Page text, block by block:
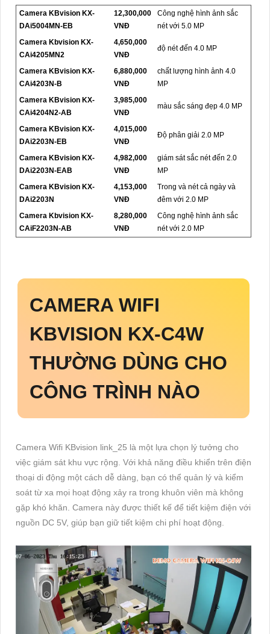
Camera KBvision KX-
DAi5004MN-EB
12,300,000
VNĐ
Công nghệ hình ảnh sắc
nét với 5.0 MP
Camera Kbvision KX-
CAi4205MN2
4,650,000
VNĐ
độ nét đến 4.0 MP
Camera KBvision KX-
CAi4203N-B
6,880,000
VNĐ
chất lượng hình ảnh 4.0
MP
Camera KBvision KX-
CAi4204N2-AB
3,985,000
VNĐ
màu sắc sáng đẹp 4.0 MP
Camera KBvision KX-
DAi2203N-EB
4,015,000
VNĐ
Độ phân giải 2.0 MP
Camera KBvision KX-
DAi2203N-EAB
4,982,000
VNĐ
giám sát sắc nét đến 2.0
MP
Camera KBvision KX-
DAi2203N
4,153,000
VNĐ
Trong và nét cả ngày và
đêm với 2.0 MP
Camera Kbvision KX-
CAiF2203N-AB
8,280,000
VNĐ
Công nghệ hình ảnh sắc
nét với 2.0 MP
CAMERA WIFI
KBVISION KX-C4W
THƯỜNG DÙNG CHO
CÔNG TRÌNH NÀO
Camera Wifi KBvision link_25 là một lựa chọn lý tưởng cho
việc giám sát khu vực rộng. Với khả năng điều khiển trên điện
thoại di động một cách dễ dàng, bạn có thể quản lý và kiểm
soát từ xa mọi hoạt động xảy ra trong khuôn viên mà không
gặp khó khăn. Camera này được thiết kế để tiết kiệm điện với
nguồn DC 5V, giúp bạn giữ tiết kiệm chi phí hoạt động.